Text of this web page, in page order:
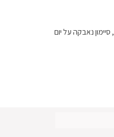
בינתיים, עורכי הדין של פורשה מנסים איפשהו לגרום לסיימון לתת לגירושין להתקדם. על פי מסמכי בית המשפט, נקודת התורפה שלו הייתה הקדם-נופ. מאז שפורשה חוזרת ל-RHOA, סיימון נאבקה על יום